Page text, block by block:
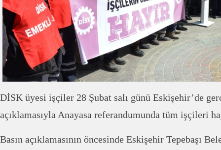
DİSK üyesi işçiler 28 Şubat salı günü Eskişehir’de
açıklamasıyla Anayasa referandumunda tüm işçileri
Basın açıklamasının öncesinde Eskişehir Tepebaşı